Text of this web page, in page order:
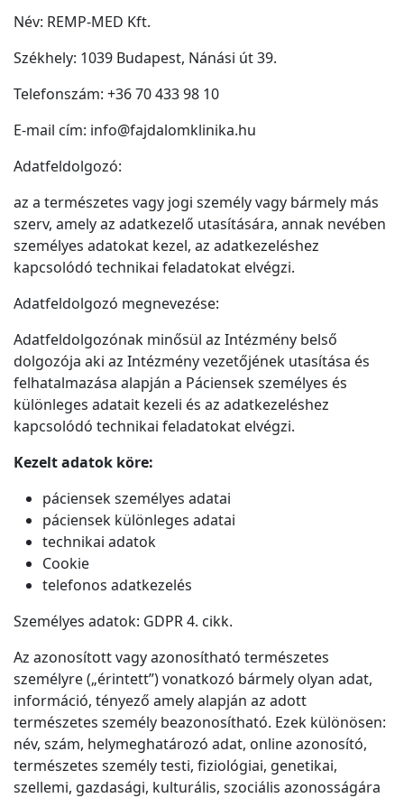
Név: REMP-MED Kft.
Székhely: 1039 Budapest, Nánási út 39.
Telefonszám: +36 70 433 98 10
E-mail cím: info@fajdalomklinika.hu
Adatfeldolgozó:
az a természetes vagy jogi személy vagy bármely más
szerv, amely az adatkezelő utasítására, annak nevében
személyes adatokat kezel, az adatkezeléshez
kapcsolódó technikai feladatokat elvégzi.
Adatfeldolgozó megnevezése:
Adatfeldolgozónak minősül az Intézmény belső
dolgozója aki az Intézmény vezetőjének utasítása és
felhatalmazása alapján a Páciensek személyes és
különleges adatait kezeli és az adatkezeléshez
kapcsolódó technikai feladatokat elvégzi.
Kezelt adatok köre:
páciensek személyes adatai
páciensek különleges adatai
technikai adatok
Cookie
telefonos adatkezelés
Személyes adatok: GDPR 4. cikk.
Az azonosított vagy azonosítható természetes
személyre („érintett”) vonatkozó bármely olyan adat,
információ, tényező amely alapján az adott
természetes személy beazonosítható. Ezek különösen:
név, szám, helymeghatározó adat, online azonosító,
természetes személy testi, fiziológiai, genetikai,
szellemi, gazdasági, kulturális, szociális azonosságára